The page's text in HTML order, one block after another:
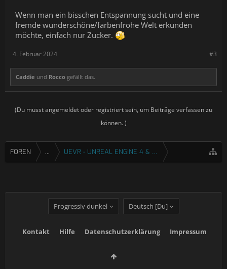
Wenn man ein bisschen Entspannung sucht und eine
fremde wunderschöne/farbenfrohe Welt erkunden
möchte, einfach nur Zucker.
#3
4. Februar 2024
Caddie und Rocco gefällt das.
(Du musst angemeldet oder registriert sein, um Beiträge verfassen zu
können. )
FOREN ... UEVR - UNREAL ENGINE 4 & 5 VR INJEKTOR
Progressiv dunkel Deutsch [Du]
Kontakt Hilfe Datenschutzerklärung Impressum